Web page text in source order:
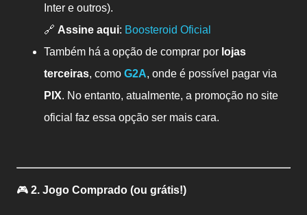
Inter e outros).
🔗 Assine aqui: Boosteroid Oficial
Também há a opção de comprar por lojas
terceiras, como G2A, onde é possível pagar via
PIX. No entanto, atualmente, a promoção no site
oficial faz essa opção ser mais cara.
🎮 2. Jogo Comprado (ou grátis!)